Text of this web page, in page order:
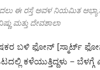
ಈ ರಸ್ತೆ ಅವಳ ನಿಯಮಿತ
ಮತ್ತು ದೇವಶಾಲಾ
ಬಳಿ ಫೋನ್‌ [ಸ್ಮಾರ್ಟ್‌
ಕಳೆಯುತ್ತಿದ್ದಳು –